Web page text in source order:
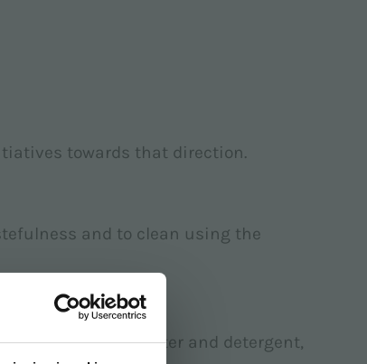
towards that direction.
and to clean using the
the amounts of water and detergent,